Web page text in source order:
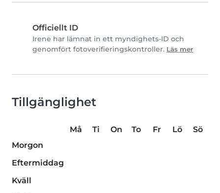
Officiellt ID
Irene har lämnat in ett myndighets-ID och
genomfört fotoverifieringskontroller. Läs mer
Tillgänglighet
Må Ti On To Fr Lö
Sö
Morgon
Eftermiddag
Kväll